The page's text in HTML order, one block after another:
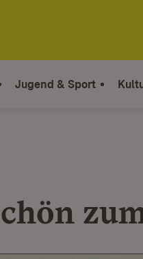
Jugend & Sport